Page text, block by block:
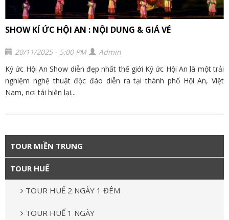
SHOW KÍ ỨC HỘI AN : NỘI DUNG & GIÁ VÉ
20/11/2025 - 5:00 PM
Admin
Ký ức Hội An Show diễn đẹp nhất thế giới Ký ức Hội An là một trải
nghiệm nghệ thuật độc đáo diễn ra tại thành phố Hội An, Việt
Nam, nơi tái hiện lại...
TOUR MIỀN TRUNG
TOUR HUẾ
TOUR HUẾ 2 NGÀY 1 ĐÊM
TOUR HUẾ 1 NGÀY